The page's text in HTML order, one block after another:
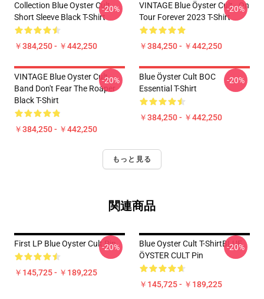
Collection Blue Oyster Cult
Short Sleeve Black T-Shirt
￥384,250 - ￥442,250
-20%
VINTAGE Blue Öyster Cult - On
Tour Forever 2023 T-Shirt
￥384,250 - ￥442,250
-20%
VINTAGE Blue Oyster Cult
Band Don't Fear The Roaper
Black T-Shirt
￥384,250 - ￥442,250
-20%
Blue Öyster Cult BOC
Essential T-Shirt
￥384,250 - ￥442,250
-20%
もっと見る
関連商品
First LP Blue Oyster Cult Pin
￥145,725 - ￥189,225
-20%
Blue Oyster Cult T-ShirtBLUE
ÖYSTER CULT Pin
￥145,725 - ￥189,225
-20%